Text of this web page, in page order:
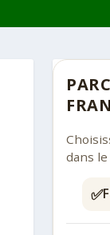
dans
✅